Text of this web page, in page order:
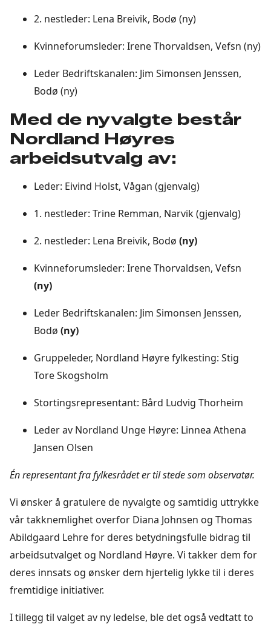
2. nestleder: Lena Breivik, Bodø (ny)
Kvinneforumsleder: Irene Thorvaldsen, Vefsn (ny)
Leder Bedriftskanalen: Jim Simonsen Jenssen,
Bodø (ny)
Med de nyvalgte består
Nordland Høyres
arbeidsutvalg av:
Leder: Eivind Holst, Vågan (gjenvalg)
1. nestleder: Trine Remman, Narvik (gjenvalg)
2. nestleder: Lena Breivik, Bodø (ny)
Kvinneforumsleder: Irene Thorvaldsen, Vefsn
(ny)
Leder Bedriftskanalen: Jim Simonsen Jenssen,
Bodø (ny)
Gruppeleder, Nordland Høyre fylkesting: Stig
Tore Skogsholm
Stortingsrepresentant: Bård Ludvig Thorheim
Leder av Nordland Unge Høyre: Linnea Athena
Jansen Olsen
Én representant fra fylkesrådet er til stede som observatør.
Vi ønsker å gratulere de nyvalgte og samtidig uttrykke
vår takknemlighet overfor Diana Johnsen og Thomas
Abildgaard Lehre for deres betydningsfulle bidrag til
arbeidsutvalget og Nordland Høyre. Vi takker dem for
deres innsats og ønsker dem hjertelig lykke til i deres
fremtidige initiativer.
I tillegg til valget av ny ledelse, ble det også vedtatt to